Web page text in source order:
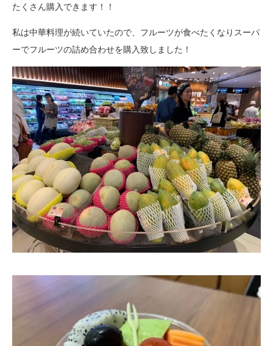
たくさん購入できます！！
私は中華料理が続いていたので、フルーツが食べたくなりスーパ
ーでフルーツの詰め合わせを購入致しました！